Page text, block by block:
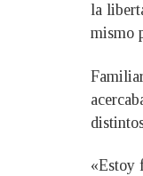
la
mismo
«Estoy